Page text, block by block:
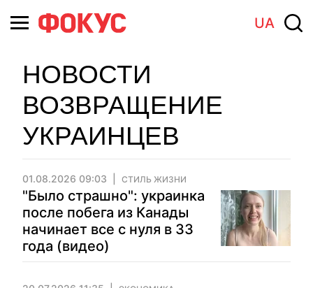
UA
НОВОСТИ
ВОЗВРАЩЕНИЕ
УКРАИНЦЕВ
01.08.2026 09:03 СТИЛЬ ЖИЗНИ
"Было страшно": украинка
после побега из Канады
начинает все с нуля в 33
года (видео)